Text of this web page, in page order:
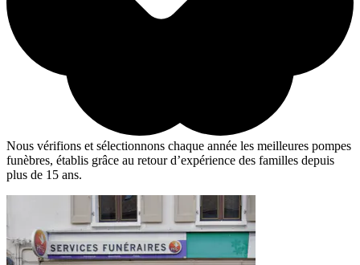
Nous vérifions et sélectionnons chaque année les meilleures pompes
funèbres, établis grâce au retour d’expérience des familles depuis
plus de 15 ans.